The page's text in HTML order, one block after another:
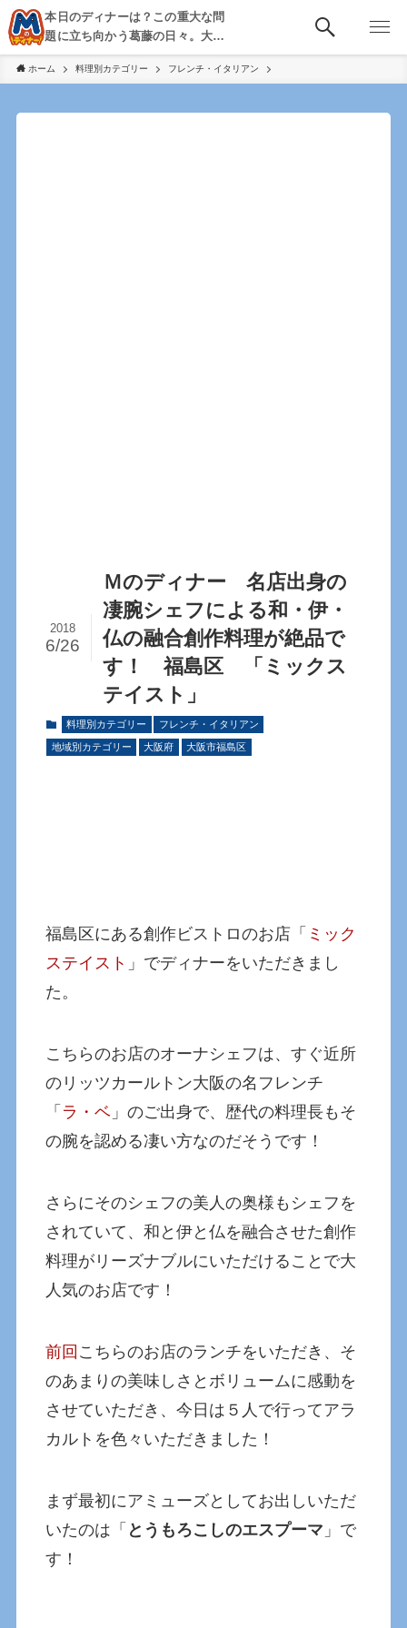
本日のディナーは？この重大な問
題に立ち向かう葛藤の日々。大
阪・京都・神戸を中心とした食べ
歩き、飲み歩きを綴る。
ホーム 料理別カテゴリー フレンチ・イタリアン
Ｍのディナー 名店出身の
凄腕シェフによる和・伊・
仏の融合創作料理が絶品で
す！ 福島区 「ミックス
テイスト」
2018
6/26
料理別カテゴリー フレンチ・イタリアン
地域別カテゴリー 大阪府 大阪市福島区
福島区にある創作ビストロのお店「 ミック
ステイスト 」でディナーをいただきまし
た。
こちらのお店のオーナシェフは、すぐ近所
のリッツカールトン大阪の名フレンチ
「 ラ・ベ 」のご出身で、歴代の料理長もそ
の腕を認める凄い方なのだそうです！
さらにそのシェフの美人の奥様もシェフを
されていて、和と伊と仏を融合させた創作
料理がリーズナブルにいただけることで大
人気のお店です！
前回 こちらのお店のランチをいただき、そ
のあまりの美味しさとボリュームに感動を
させていただき、今日は５人で行ってアラ
カルトを色々いただきました！
まず最初にアミューズとしてお出しいただ
いたのは「 とうもろこしのエスプーマ 」で
す！